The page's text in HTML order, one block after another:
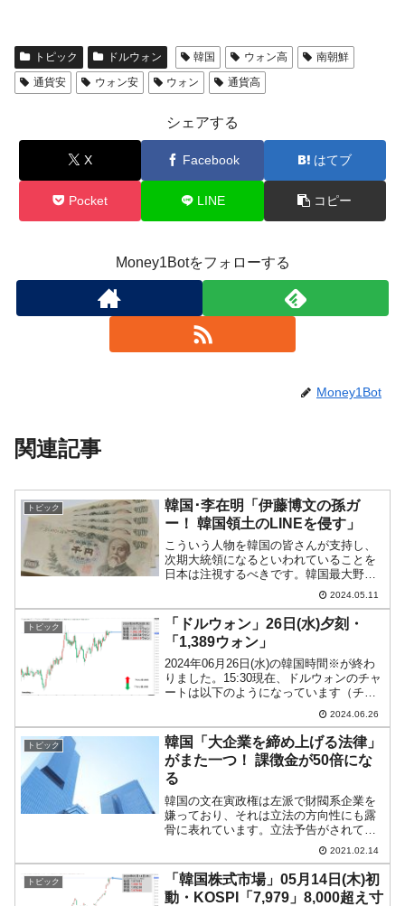
トピック ドルウォン 韓国 ウォン高
南朝鮮
通貨安
ウォン安 ウォン 通貨高
シェアする
X Facebook はてブ
Pocket LINE コピー
Money1Botをフォローする
Money1Bot
関連記事
トピック
韓国･李在明「伊藤博文の孫ガ
ー！ 韓国領土のLINEを侵す」
こういう人物を韓国の皆さんが支持し、
次期大統領になるといわれていることを
日本は注視するべきです。韓国最大野党
『共に民主党』の党首・李在明（イ・ジ
ェミョン）さんが休暇に入っているので
すが、『LINE』問題について（よく知り
もしないのに）自身の...
2024.05.11
トピック
「ドルウォン」26日(水)夕刻・
「1,389ウォン」
2024年06月26日(水)の韓国時間※が終わ
りました。15:30現在、ドルウォンのチャ
ートは以下のようになっています（チャ
ートは『Investing.com』より引用）。現
在のところ「1ドル＝1,389ウォン」近辺
の攻防となっています。ロ...
2024.06.26
トピック
韓国「大企業を締め上げる法律」
がまた一つ！ 課徴金が50倍にな
る
韓国の文在寅政権は左派で財閥系企業を
嫌っており、それは立法の方向性にも露
骨に表れています。立法予告がされてい
る「個人情報保護法改正案」も大企業を
締め上げる法律の一つとして、韓国経済
団体から批判されています。どこが問題
なのかといいますと、個人...
2021.02.14
トピック
「韓国株式市場」05月14日(木)初
動・KOSPI「7,979」8,000超え寸